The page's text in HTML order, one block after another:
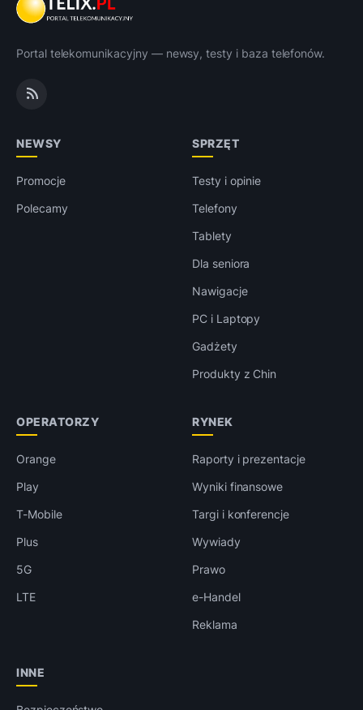
Portal telekomunikacyjny — newsy, testy i baza telefonów.
NEWSY
Promocje
Polecamy
SPRZĘT
Testy i opinie
Telefony
Tablety
Dla seniora
Nawigacje
PC i Laptopy
Gadżety
Produkty z Chin
OPERATORZY
Orange
Play
T-Mobile
Plus
5G
LTE
RYNEK
Raporty i prezentacje
Wyniki finansowe
Targi i konferencje
Wywiady
Prawo
e-Handel
Reklama
INNE